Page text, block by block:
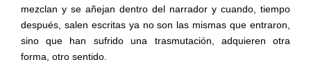
mezclan y se añejan dentro del narrador y cuando, tiempo
después, salen escritas ya no son las mismas que entraron,
sino que han sufrido una trasmutación, adquieren otra
forma, otro sentido.